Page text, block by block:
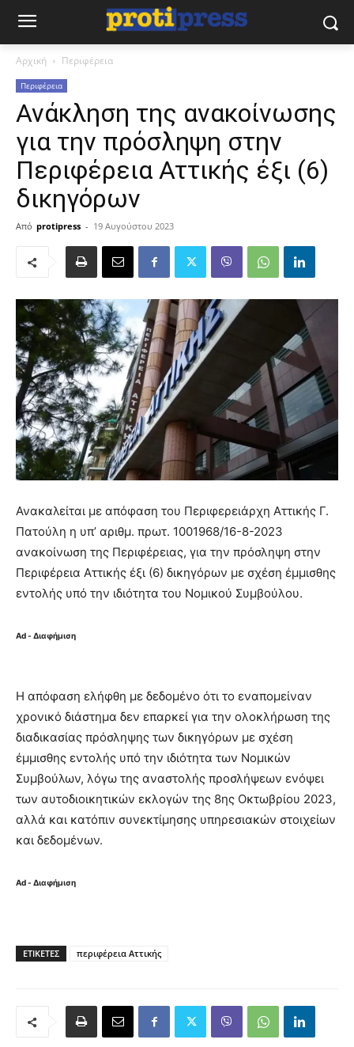
Αρχική Περιφέρεια
Περιφέρεια
Ανάκληση της ανακοίνωσης
για την πρόσληψη στην
Περιφέρεια Αττικής έξι (6)
δικηγόρων
Από protipress - 19 Αυγούστου 2023
Ανακαλείται με απόφαση του Περιφερειάρχη Αττικής Γ.
Πατούλη η υπ’ αριθμ. πρωτ. 1001968/16-8-2023
ανακοίνωση της Περιφέρειας, για την πρόσληψη στην
Περιφέρεια Αττικής έξι (6) δικηγόρων µε σχέση έμμισθης
εντολής υπό την ιδιότητα του Νομικού Συμβούλου.
Ad - Διαφήμιση
Η απόφαση ελήφθη με δεδομένο ότι το εναπομείναν
χρονικό διάστημα δεν επαρκεί για την ολοκλήρωση της
διαδικασίας πρόσληψης των δικηγόρων με σχέση
έμμισθης εντολής υπό την ιδιότητα των Νομικών
Συμβούλων, λόγω της αναστολής προσλήψεων ενόψει
των αυτοδιοικητικών εκλογών της 8ης Οκτωβρίου 2023,
αλλά και κατόπιν συνεκτίμησης υπηρεσιακών στοιχείων
και δεδομένων.
Ad - Διαφήμιση